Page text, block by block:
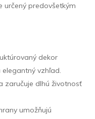
určený predovšetkým
dekor
vzhľad.
zaručuje dlhú životnosť
umožňujú